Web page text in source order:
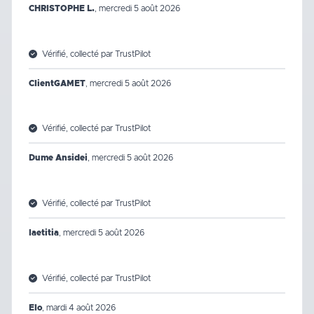
CHRISTOPHE L. mercredi 5 août 2026
Vérifié, collecté par TrustPilot
ClientGAMET mercredi 5 août 2026
Vérifié, collecté par TrustPilot
Dume Ansidei, mercredi 5 août 2026
Vérifié, collecté par TrustPilot
laetitia mercredi 5 août 2026
Vérifié, collecté par TrustPilot
Elo, mardi 4 août 2026